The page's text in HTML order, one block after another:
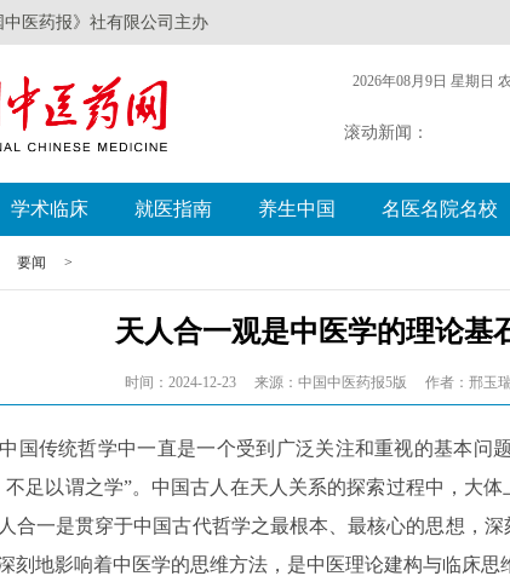
医药报》社有限公司主办
2026年08月9日 星期日
滚动新闻：
学术临床 就医指南 养生中国 名医名院名校
要闻 >
天人合一观是中医学的理论基
时间：2024-12-23 来源：中国中医药报5版 作者：邢玉
国传统哲学中一直是一个受到广泛关注和重视的基本问
足以谓之学”。中国古人在天人关系的探索过程中，大体
合一是贯穿于中国古代哲学之最根本、最核心的思想，
刻地影响着中医学的思维方法，是中医理论建构与临床思